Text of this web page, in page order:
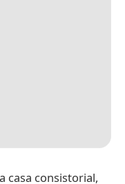
casa consistorial,